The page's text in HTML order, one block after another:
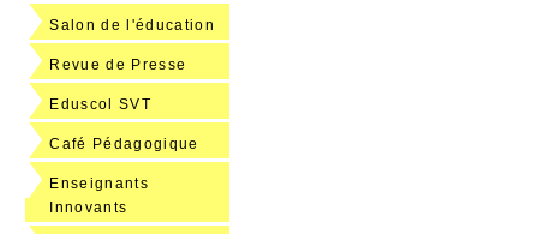
Salon de l'éducation
Revue de Presse
Eduscol SVT
Café Pédagogique
Enseignants
Innovants